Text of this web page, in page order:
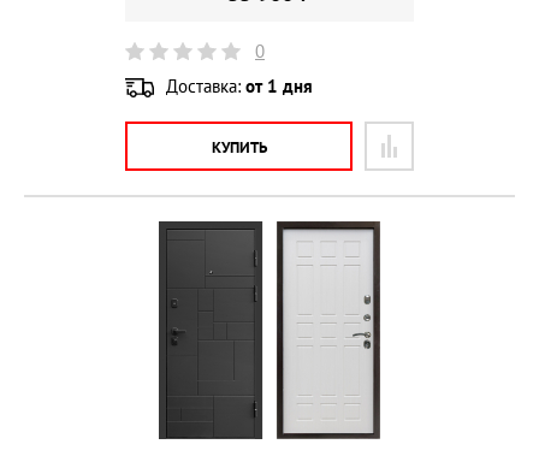
0
Доставка: от 1 дня
КУПИТЬ